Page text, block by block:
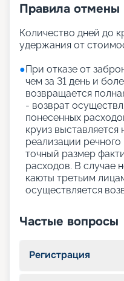
Правила отмены
Количество дней до
удержания от
●При отказе от
чем за 31 день и
возвращается
- возврат
понесенных
круиз
реализации речного
точный размер
расходов. В случае
каюты третьим
осуществляется
Частые вопросы
Регистрация